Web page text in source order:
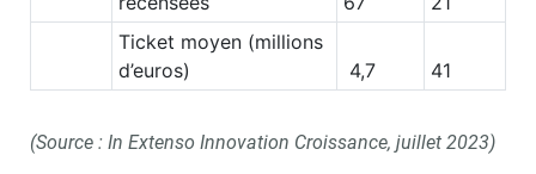
Ticket moyen (millions
d’euros)
4,7 41
(Source : In Extenso Innovation Croissance, juillet 2023)